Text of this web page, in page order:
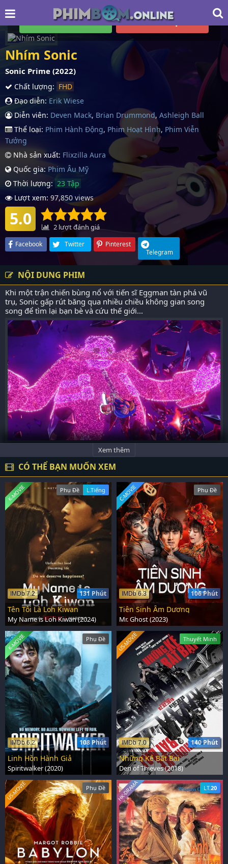
Trailer Xem phim
Nhím Sonic
Sonic Prime (2022)
Chất lượng: FHD
Đạo diễn: Erik Wiese
Diễn viên: Deven Mack, Brian Drummond, Ashleigh Ball
Thể loại: Phim Hành Động, Phim Hoạt Hình, Phim Viễn
Tưởng
Nhà sản xuất: Flixzilla Aura
Quốc gia: Phim Âu Mỹ
Thời lượng: 23 Tập
Lượt xem: 97,850 views
5.0 2 lượt đánh giá
Facebook Twitter
Pinterest
Telegram
NỘI DUNG PHIM
Khi một trận chiến bùng nổ với tiến sĩ Eggman tàn phá vũ
trụ, Sonic gấp rút băng qua nhiều chiều không gian song
song để tìm lại bạn bè và cứu thế giới...
Xem thêm
CÓ THỂ BẠN MUỐN XEM
Phụ Đề L.Tiếng
131 Phút
IMDb 7.2
K-MOVIE
Tên Tôi Là Loh Kiwan
My Name is Loh Kiwan (2024)
Phụ Đề
106 Phút
IMDb 6.3
C-MOVIE
Tiên Sinh Âm Dương
Mr. Ghost (2023)
Phụ Đề
108 Phút
IMDb 6.2
K-MOVIE
Linh Hồn Hành Giả
Spiritwalker (2020)
Thuyết Minh
140 Phút
IMDb 7.0
US-MOVIE
Những Kẻ Bất Bại
Den of Thieves (2018)
Phụ Đề
US-MOVIE LT.20
HK-DRAMA